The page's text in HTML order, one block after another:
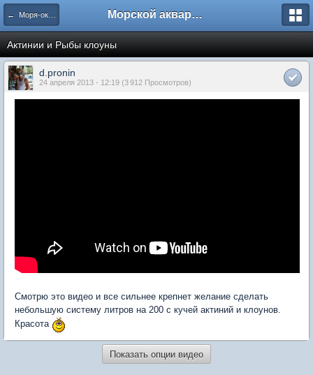
← Моря-океаны Морской аквариум. Форумы ReefCentral.ru
Актинии и Рыбы клоуны
d.pronin
24 апреля 2013 - 12:19 (3 912 Просмотров)
Смотрю это видео и все сильнее крепнет желание сделать
небольшую систему литров на 200 с кучей актиний и клоунов.
Красота
Показать опции видео